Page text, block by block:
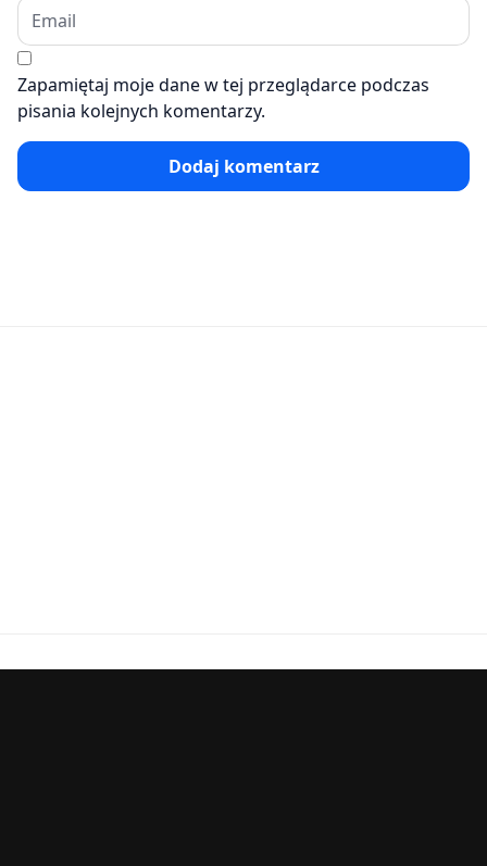
Zapamiętaj moje dane w tej przeglądarce podczas
pisania kolejnych komentarzy.
Dodaj komentarz